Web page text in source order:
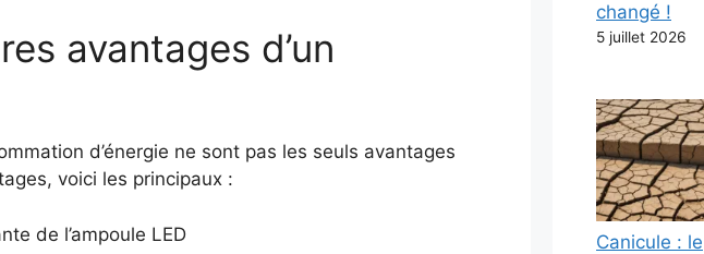
avantages d’un
d’énergie ne sont pas les seuls avantages
voici les principaux :
de l’ampoule LED
changé !
5 juillet 2026
Canicule : le